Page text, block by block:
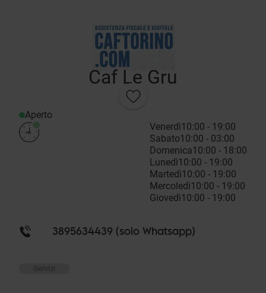
Caf Le Gru
Aperto
Venerdì10:00 - 19:00
Sabato10:00 - 03:00
Domenica10:00 - 18:00
Lunedì10:00 - 19:00
Martedì10:00 - 19:00
Mercoledì10:00 - 19:00
Giovedì10:00 - 19:00
3895634439 (solo Whatsapp)
Servizi